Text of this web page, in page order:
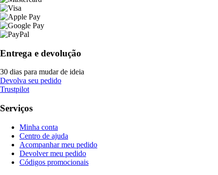
Entrega e devolução
30 dias para mudar de ideia
Devolva seu pedido
Trustpilot
Serviços
Minha conta
Centro de ajuda
Acompanhar meu pedido
Devolver meu pedido
Códigos promocionais